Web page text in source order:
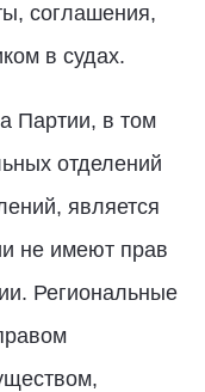
соглашения,
в судах.
Партии, в том
отделений
является
не имеют прав
Региональные